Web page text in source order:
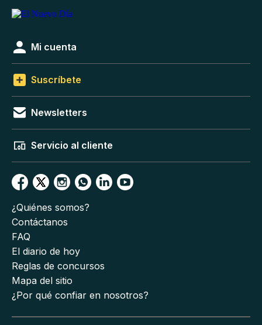
Mi cuenta
Suscríbete
Newsletters
Servicio al cliente
¿Quiénes somos?
Contáctanos
FAQ
El diario de hoy
Reglas de concursos
Mapa del sitio
¿Por qué confiar en nosotros?